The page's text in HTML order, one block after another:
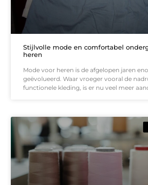
Stijlvolle mode en comfortabel
heren
Mode voor heren is de afgelopen jaren
geëvolueerd. Waar vroeger vooral de
functionele kleding, is er nu veel meer